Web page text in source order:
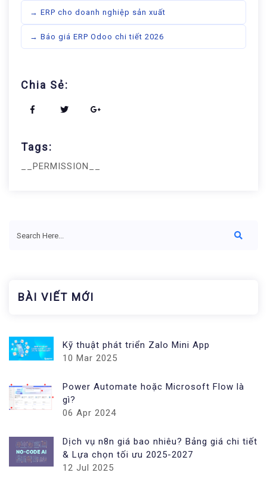
→ ERP cho doanh nghiệp sản xuất
→ Báo giá ERP Odoo chi tiết 2026
Chia Sẻ:
Tags:
__PERMISSION__
BÀI VIẾT MỚI
Kỹ thuật phát triển Zalo Mini App
10 Mar 2025
Power Automate hoặc Microsoft Flow là
gì?
06 Apr 2024
Dịch vụ n8n giá bao nhiêu? Bảng giá chi tiết
& Lựa chọn tối ưu 2025-2027
12 Jul 2025